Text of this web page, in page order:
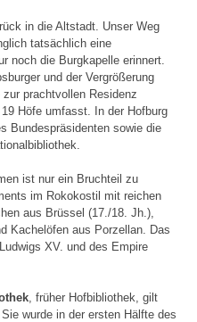
in die Altstadt. Unser Weg
tatsächlich eine
noch die Burgkapelle erinnert.
und der Vergrößerung
prachtvollen Residenz
Höfe umfasst. In der Hofburg
Bundespräsidenten sowie die
ist nur ein Bruchteil zu
im Rokokostil mit reichen
aus Brüssel (17./18. Jh.),
Kachelöfen aus Porzellan. Das
XV. und des Empire
, früher Hofbibliothek, gilt
wurde in der ersten Hälfte des